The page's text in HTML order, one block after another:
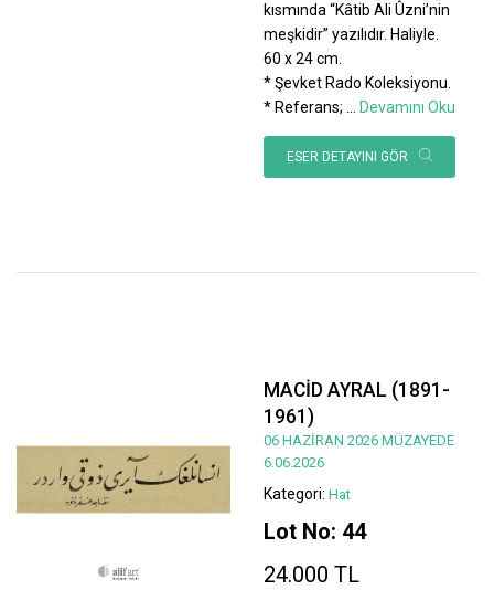
kısmında “Kâtib Ali Ûzni’nin
meşkidir” yazılıdır. Haliyle.
60 x 24 cm.
* Şevket Rado Koleksiyonu.
* Referans;
Devamını Oku
ESER DETAYINI GÖR
MACİD AYRAL (1891-
1961)
06 HAZİRAN 2026 MÜZAYEDE
6.06.2026
Kategori: Hat
Lot No: 44
24.000 TL